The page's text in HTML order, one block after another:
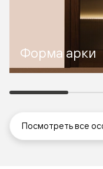
Форма арки
Посмотреть все